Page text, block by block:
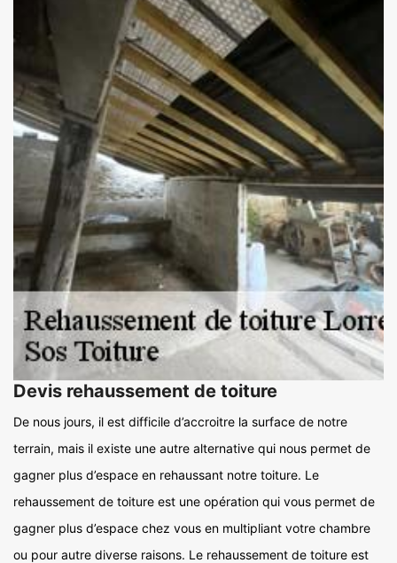
Devis rehaussement de toiture
De nous jours, il est difficile d’accroitre la surface de notre
terrain, mais il existe une autre alternative qui nous permet de
gagner plus d’espace en rehaussant notre toiture. Le
rehaussement de toiture est une opération qui vous permet de
gagner plus d’espace chez vous en multipliant votre chambre
ou pour autre diverse raisons. Le rehaussement de toiture est